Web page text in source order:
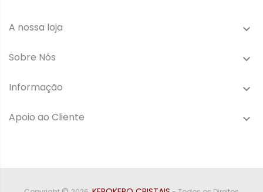
A nossa loja 
Sobre Nós 
Informação 
Apoio ao Cliente 